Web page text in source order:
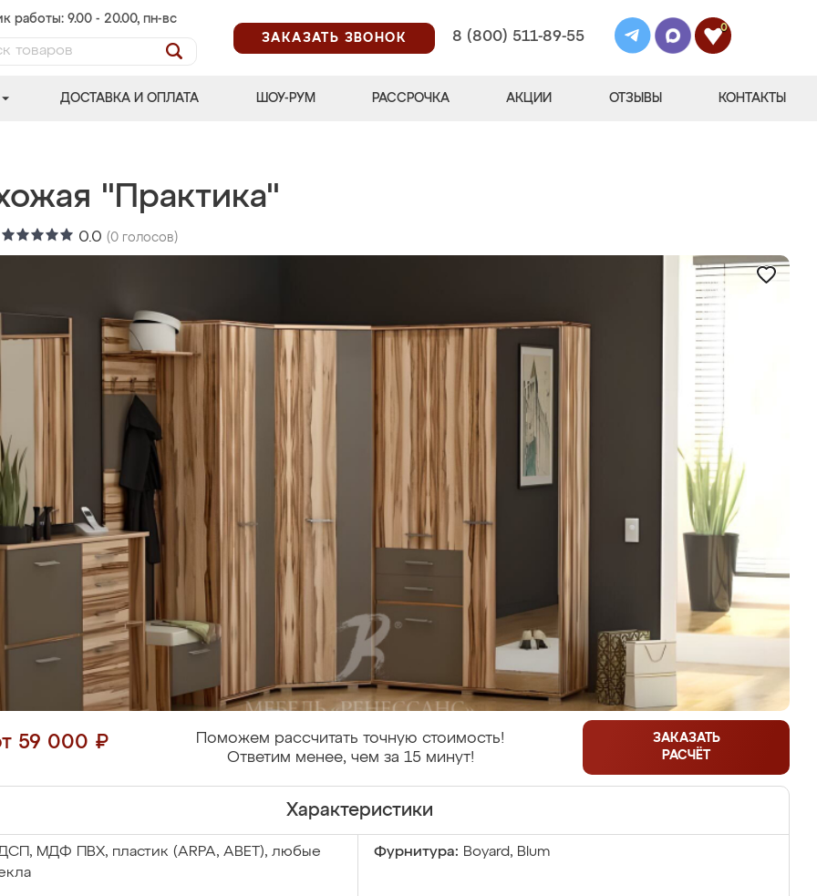
работы: 9.00 - 20.00, пн-вс
ЗАКАЗАТЬ ЗВОНОК
8 (800) 511-89-55
0
ДОСТАВКА И ОПЛАТА ШОУ-РУМ РАССРОЧКА АКЦИИ ОТЗЫВЫ КОНТАКТЫ
"Практика"
0.0 (0 голосов)
59 000 ₽
Поможем рассчитать точную стоимость!
Ответим менее, чем за 15 минут!
ЗАКАЗАТЬ
РАСЧЁТ
Характеристики
МДФ ПВХ, пластик (ARPA, ABET), любые
Фурнитура: Boyard, Blum